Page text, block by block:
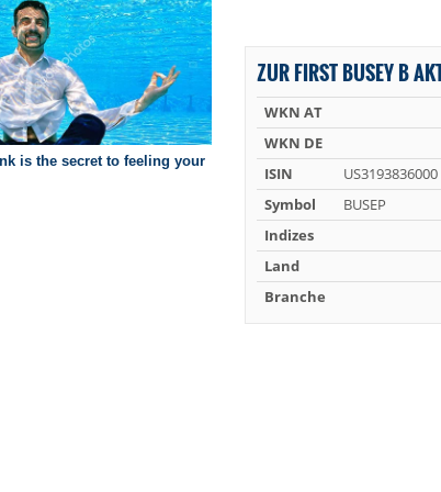
ZUR FIRST BUSEY B
WKN AT
WKN DE
ISIN
US3193836000
Symbol
BUSEP
Indizes
Land
Branche